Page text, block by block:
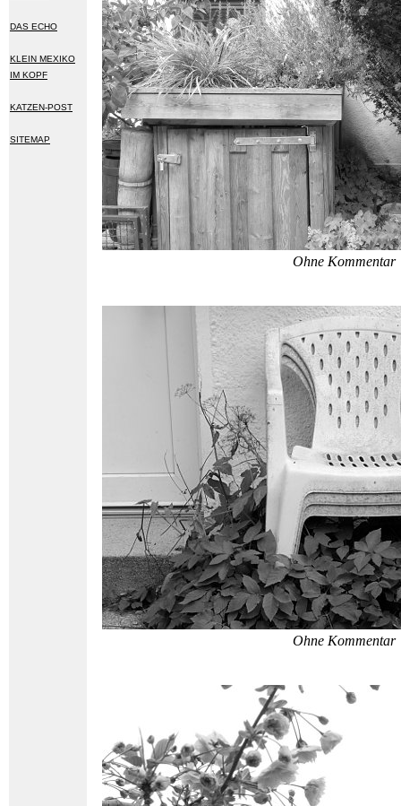
DAS ECHO
KLEIN MEXIKO
IM KOPF
KATZEN-POST
SITEMAP
Ohne Kommentar
Ohne Kommentar